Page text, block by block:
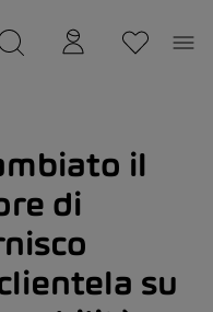
il
di
su